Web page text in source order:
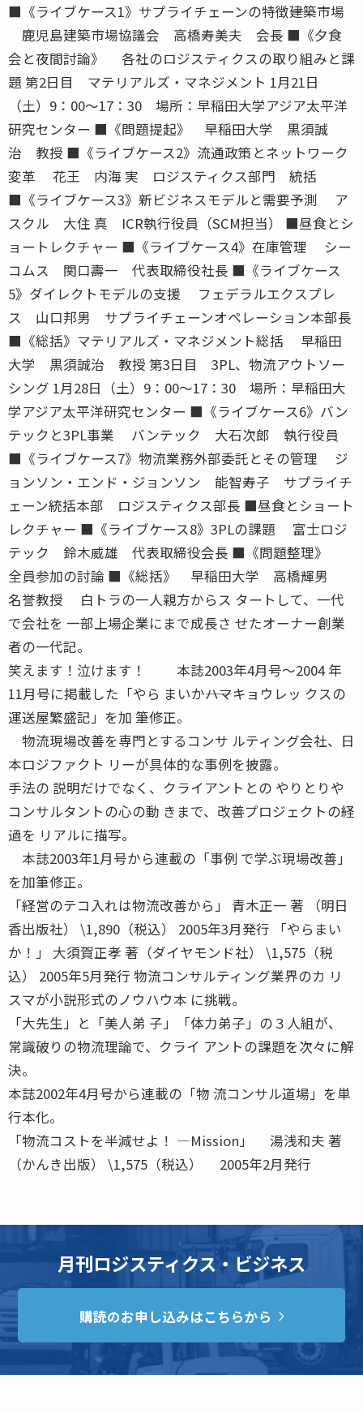
■《ライブケース1》サプライチェーンの特徴――建築市場
鹿児島建築市場協議会 高橋寿美夫 会長 ■《夕食
会と夜間討論》 各社のロジスティクスの取り組みと課
題 第2日目 マテリアルズ・マネジメント 1月21日
（土）9：00〜17：30 場所：早稲田大学アジア太平洋
研究センター ■《問題提起》 早稲田大学 黒須誠
治 教授 ■《ライブケース2》流通政策とネットワーク
変革 花王 内海 実 ロジスティクス部門 統括
■《ライブケース3》新ビジネスモデルと需要予測 ア
スクル 大住 真 ICR執行役員（SCM担当） ■昼食とシ
ョートレクチャー ■《ライブケース4》在庫管理 シー
コムス 関口壽一 代表取締役社長 ■《ライブケース
5》ダイレクトモデルの支援 フェデラルエクスプレ
ス 山口邦男 サプライチェーンオペレーション本部長
■《総括》マテリアルズ・マネジメント総括 早稲田
大学 黒須誠治 教授 第3日目 3PL、物流アウトソー
シング 1月28日（土）9：00〜17：30 場所：早稲田大
学アジア太平洋研究センター ■《ライブケース6》バン
テックと3PL事業 バンテック 大石次郎 執行役員
■《ライブケース7》物流業務外部委託とその管理 ジ
ョンソン・エンド・ジョンソン 能智寿子 サプライチ
ェーン統括本部 ロジスティクス部長 ■昼食とショート
レクチャー ■《ライブケース8》3PLの課題 富士ロジ
テック 鈴木威雄 代表取締役会長 ■《問題整理》
全員参加の討論 ■《総括》 早稲田大学 高橋輝男
名誉教授 白トラの一人親方からス タートして、一代
で会社を 一部上場企業にまで成長さ せたオーナー創業
者の一代記。
笑えます！泣けます！ 本誌2003年4月号〜2004 年
11月号に掲載した「やら まいか――ハマキョウレッ クスの
運送屋繁盛記」を加 筆修正。
物流現場改善を専門とするコンサ ルティング会社、日
本ロジファクト リーが具体的な事例を披露。
手法の 説明だけでなく、クライアントとの やりとりや
コンサルタントの心の動 きまで、改善プロジェクトの経
過を リアルに描写。
本誌2003年1月号から連載の「事例 で学ぶ現場改善」
を加筆修正。
「経営のテコ入れは物流改善から」 青木正一 著 （明日
香出版社） \1,890（税込） 2005年3月発行 「やらまい
か！」 大須賀正孝 著（ダイヤモンド社） \1,575（税
込） 2005年5月発行 物流コンサルティング業界のカ リ
スマが小説形式のノウハウ本 に挑戦。
「大先生」と「美人弟 子」「体力弟子」の３人組が、
常識破りの物流理論で、クライ アントの課題を次々に解
決。
本誌2002年4月号から連載の「物 流コンサル道場」を単
行本化。
「物流コストを半減せよ！ ―Mission」 湯浅和夫 著
（かんき出版） \1,575（税込） 2005年2月発行
月刊ロジスティクス・ビジネス
購読のお申し込みはこちらから